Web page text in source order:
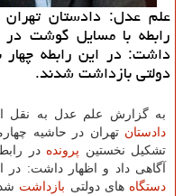
علم عدل: دادستان
رابطه با مسایل گوشت
داشت: در این رابطه چهار
دولتی بازداشت شدند.
به گزارش علم عدل به نقل
دادستان تهران در حاشیه
تشكیل نخستین پرونده در
آگاهی داد و اظهار داشت: در
دستگاه های دولتی بازداشت